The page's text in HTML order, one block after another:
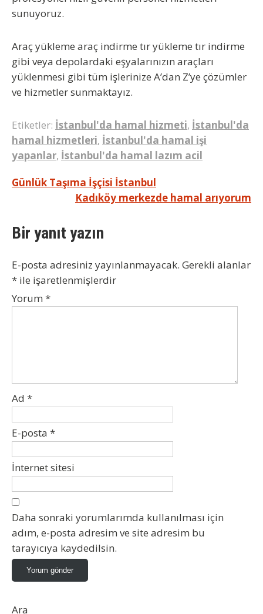
sunuyoruz.
Araç yükleme araç indirme tır yükleme tır indirme
gibi veya depolardaki eşyalarınızın araçları
yüklenmesi gibi tüm işlerinize A’dan Z’ye çözümler
ve hizmetler sunmaktayız.
Etiketler: İstanbul'da hamal hizmeti, İstanbul'da
hamal hizmetleri, İstanbul'da hamal işi
yapanlar, İstanbul'da hamal lazım acil
Yazı
gezinmesi
Günlük Taşıma İşçisi İstanbul
Kadıköy merkezde hamal arıyorum
Bir yanıt yazın
E-posta adresiniz yayınlanmayacak. Gerekli alanlar
* ile işaretlenmişlerdir
Yorum *
Ad *
E-posta *
İnternet sitesi
Daha sonraki yorumlarımda kullanılması için
adım, e-posta adresim ve site adresim bu
tarayıcıya kaydedilsin.
Ara